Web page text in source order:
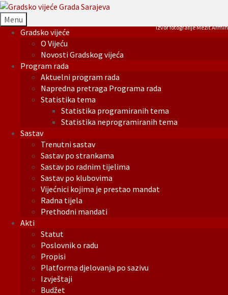
Menu
Gradsko vijeće
O Vijeću
Novosti Gradskog vijeća
Program rada
Aktuelni program rada
Napredna pretraga Programa rada
Statistika tema
Statistika programiranih tema
Statistika neprogramiranih tema
Sastav
Trenutni sastav
Sastav po strankama
Sastav po radnim tijelima
Sastav po klubovima
Vijećnici kojima je prestao mandat
Radna tijela
Prethodni mandati
Akti
Statut
Poslovnik o radu
Propisi
Platforma djelovanja po sazivu
Izvještaji
Budžet
Izvor fotografije Mezit Armin